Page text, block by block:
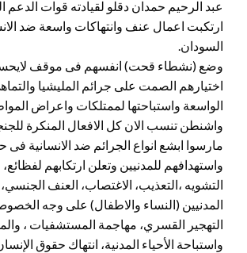
عبد الرحيم حمدان دقلو لقيادته قوات الدعم
ارتكبت اعمال عنف وانتهاكات واسعة ضد
السودان.
وضع (نشطاء قحت) انفسهم فى موقف
اختيارهم الصمت على جرائم المليشيا
الواسعة واستباحتها لممتلكات واعراض
واشنطن تنسب الان كل الافعال المنكرة
مارسوا ابشع انواع الجرائم ضد الانسانية
واستهدافهم للمدنيين وتعلن ارتكابهم
التشويه ،التعذيب، الاغتصاب، العنف
المدنيين (النساء والاطفال) على وجه
التهجير القسري، مهاجمة المستشفيات ،
واستباحة الأحياء المدنية، انتهاك حقوق